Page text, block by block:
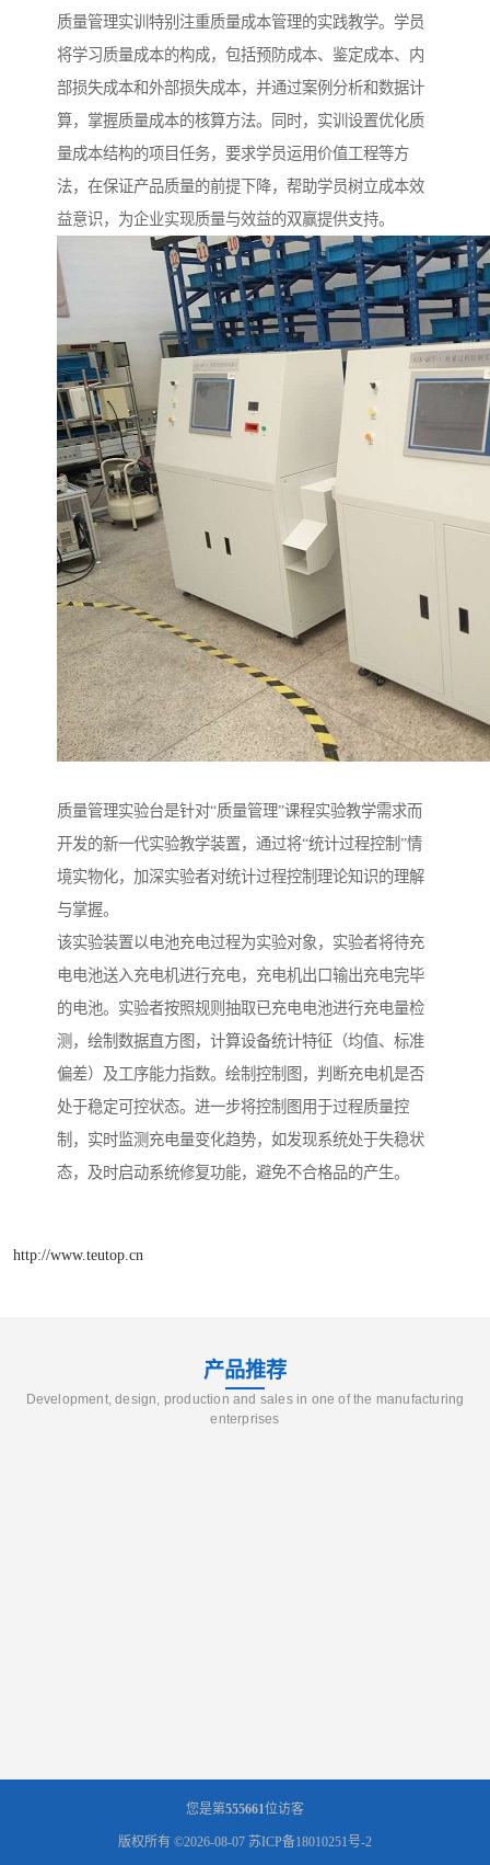
质量管理实训特别注重质量成本管理的实践教学。学员
将学习质量成本的构成，包括预防成本、鉴定成本、内
部损失成本和外部损失成本，并通过案例分析和数据计
算，掌握质量成本的核算方法。同时，实训设置优化质
量成本结构的项目任务，要求学员运用价值工程等方
法，在保证产品质量的前提下降，帮助学员树立成本效
益意识，为企业实现质量与效益的双赢提供支持。​
质量管理实验台是针对“质量管理”课程实验教学需求而
开发的新一代实验教学装置，通过将“统计过程控制”情
境实物化，加深实验者对统计过程控制理论知识的理解
与掌握。
该实验装置以电池充电过程为实验对象，实验者将待充
电电池送入充电机进行充电，充电机出口输出充电完毕
的电池。实验者按照规则抽取已充电电池进行充电量检
测，绘制数据直方图，计算设备统计特征（均值、标准
偏差）及工序能力指数。绘制控制图，判断充电机是否
处于稳定可控状态。进一步将控制图用于过程质量控
制，实时监测充电量变化趋势，如发现系统处于失稳状
态，及时启动系统修复功能，避免不合格品的产生。
http://www.teutop.cn
产品推荐
Development, design, production and sales in one of the manufacturing
enterprises
您是第555661位访客
版权所有 ©2026-08-07 苏ICP备18010251号-2